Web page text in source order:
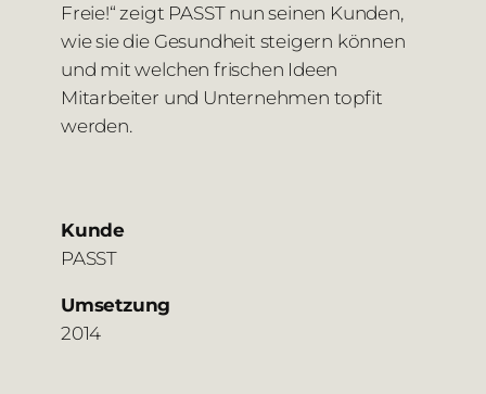
Freie!“ zeigt PASST nun seinen Kunden,
wie sie die Gesundheit steigern können
und mit welchen frischen Ideen
Mitarbeiter und Unternehmen topfit
werden.
Kunde
PASST
Umsetzung
2014